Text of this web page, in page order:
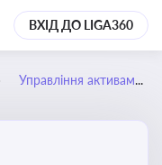
ВХІД ДО LIGA360
Управління активами